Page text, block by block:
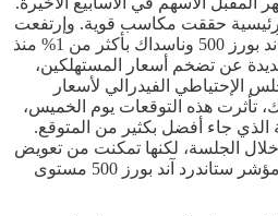
حققت مكاسب قوية. وإرتفعت
مؤشرات داو جونز وستاندرد آند بورز 500 وناسداك بأكثر من 1% منذ
عن تضخم أسعار المستهلكين،
الفيدرالي لأسعار
تأثرت هذه التوقعات يوم الخميس،
جاء أفضل بكثير من المتوقع.
الجلسة، لكنها تمكنت من تعويض
معظم خسائرها، حيث سجل مؤشر ستاندرد آند بورز 500 مستوى